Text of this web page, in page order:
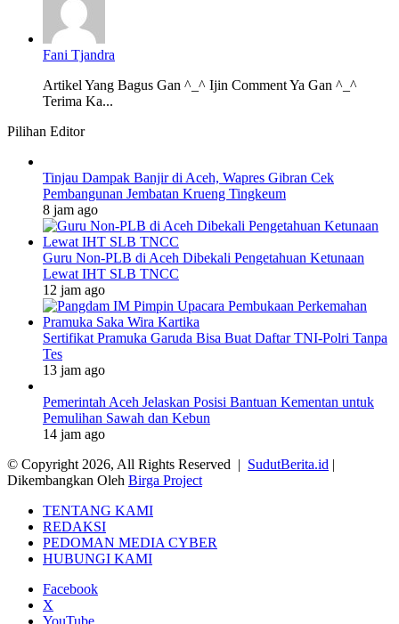
Fani Tjandra
Artikel Yang Bagus Gan ^_^ Ijin Comment Ya Gan ^_^
Terima Ka...
Pilihan Editor
Tinjau Dampak Banjir di Aceh, Wapres Gibran Cek
Pembangunan Jembatan Krueng Tingkeum
8 jam ago
Guru Non-PLB di Aceh Dibekali Pengetahuan Ketunaan
Lewat IHT SLB TNCC
12 jam ago
Sertifikat Pramuka Garuda Bisa Buat Daftar TNI-Polri Tanpa
Tes
13 jam ago
Pemerintah Aceh Jelaskan Posisi Bantuan Kementan untuk
Pemulihan Sawah dan Kebun
14 jam ago
© Copyright 2026, All Rights Reserved | SudutBerita.id |
Dikembangkan Oleh Birga Project
TENTANG KAMI
REDAKSI
PEDOMAN MEDIA CYBER
HUBUNGI KAMI
Facebook
X
YouTube